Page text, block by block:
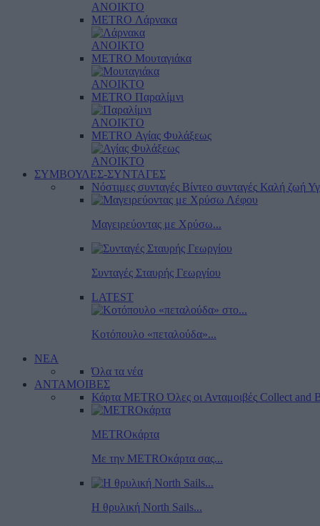
ΑΝΟΙΚΤΟ
METRO Λάρνακα
ΑΝΟΙΚΤΟ
METRO Μουταγιάκα
ΑΝΟΙΚΤΟ
METRO Παραλίμνι
ΑΝΟΙΚΤΟ
METRO Αγίας Φυλάξεως
ΑΝΟΙΚΤΟ
ΣΥΜΒΟΥΛΕΣ-ΣΥΝΤΑΓΕΣ
Νόστιμες συνταγές Βίντεο συνταγές Καλή ζωή
Μαγειρεύοντας με Χρύσω...
Συνταγές Σταυρής Γεωργίου
LATEST
Κοτόπουλο «πεταλούδα»...
ΝΕΑ
Όλα τα νέα
ΑΝΤΑΜΟΙΒΕΣ
Κάρτα METRO Όλες οι Ανταμοιβές Collect and
METROκάρτα
Με την METROκάρτα σας...
Η θρυλική North Sails...